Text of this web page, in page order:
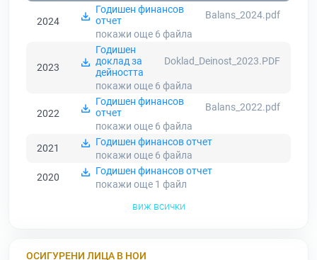
2024
Годишен финансов
отчет
Balans_2024.pdf
покажи още 6 файла
2023
Годишен
доклад за
дейността
Doklad_Deinost_2023.PDF
покажи още 6 файла
2022
Годишен финансов
отчет
Balans_2022.pdf
покажи още 6 файла
2021
Годишен финансов отчет
покажи още 6 файла
2020
Годишен финансов отчет
покажи още 1 файл
виж всички
ОСИГУРЕНИ ЛИЦА В НОИ